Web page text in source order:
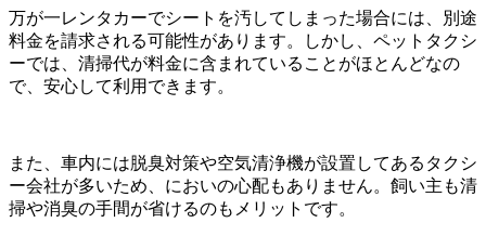
万が一レンタカーでシートを汚してしまった場合には、別途
料金を請求される可能性があります。しかし、ペットタクシ
ーでは、清掃代が料金に含まれていることがほとんどなの
で、安心して利用できます。
また、車内には脱臭対策や空気清浄機が設置してあるタクシ
ー会社が多いため、においの心配もありません。飼い主も清
掃や消臭の手間が省けるのもメリットです。